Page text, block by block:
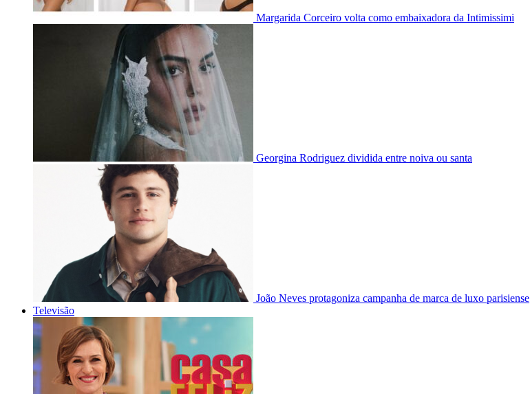
Margarida Corceiro volta como embaixadora da Intimissimi
Georgina Rodriguez dividida entre noiva ou santa
João Neves protagoniza campanha de marca de luxo parisiense
Televisão